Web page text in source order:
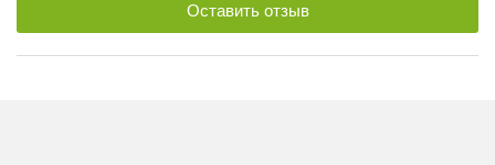
Оставить отзыв